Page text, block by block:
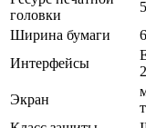
головки
Ширина бумаги
Интерфейсы
Экран